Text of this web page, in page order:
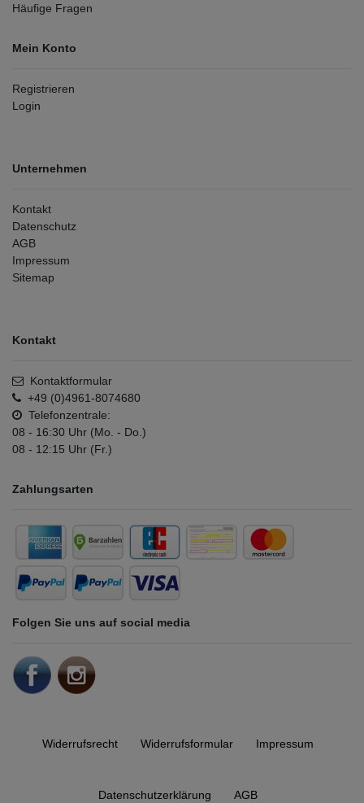
Häufige Fragen
Mein Konto
Registrieren
Login
Unternehmen
Kontakt
Datenschutz
AGB
Impressum
Sitemap
Kontakt
Kontaktformular
+49 (0)4961-8074680
Telefonzentrale:
08 - 16:30 Uhr (Mo. - Do.)
08 - 12:15 Uhr (Fr.)
Zahlungsarten
Folgen Sie uns auf social media
Widerrufs­recht Widerrufs­formular Impressum
Daten­schutz­erklärung AGB